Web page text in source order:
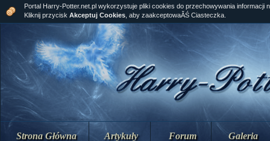
Strona Główna Artykuły Forum Galeria
Portal Harry-Potter.net.pl wykorzystuje pliki cookies do przechowywania informacji
Kliknij przycisk Akceptuj Cookies , aby zaakceptowaĂŚ Ciasteczka.